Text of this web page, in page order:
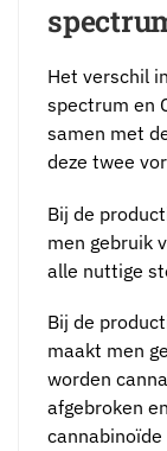
Het verschil
spectrum en
samen met
deze twee
Bij de
men gebruik
alle nuttige
Bij de
maakt men
worden
afgebroken